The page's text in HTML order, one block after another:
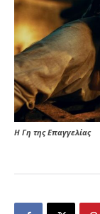
Η Γη της Επαγγελίας